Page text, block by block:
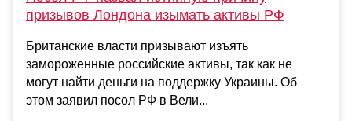
призывов Лондона изымать активы РФ
Британские власти призывают изъять
замороженные российские активы, так как не
могут найти деньги на поддержку Украины. Об
этом заявил посол РФ в Вели...